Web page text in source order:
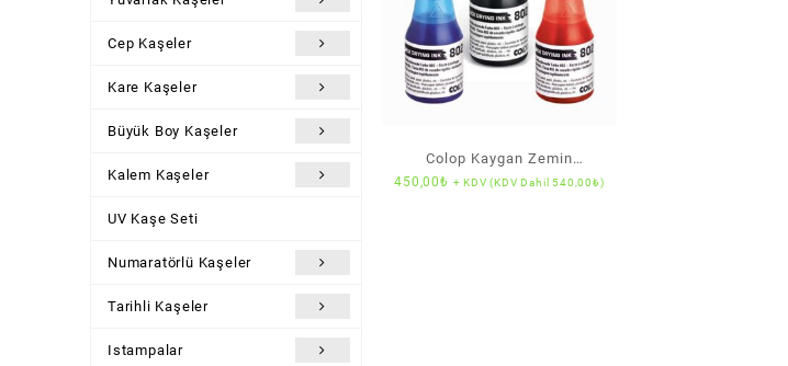
Cep Kaşeler
Kare Kaşeler
Büyük Boy Kaşeler
Kalem Kaşeler
UV Kaşe Seti
Numaratörlü Kaşeler
Tarihli Kaşeler
Istampalar
Colop Kaygan Zemin
Mürekkepleri
450,00₺ + KDV (KDV Dahil 540,00₺)